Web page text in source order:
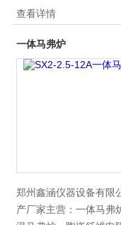
炉膛，可耐1600度高温
使用不会出现裂纹，不
塌，产品无维护，后续
低。 本电炉并带有详细
查看详情
一体马弗炉
郑州鑫涵仪器设备有限
产厂家主营：一体马弗